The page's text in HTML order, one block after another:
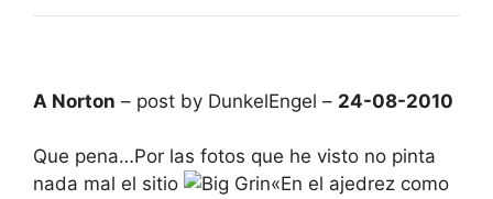
A Norton – post by DunkelEngel – 24-08-2010
Que pena…Por las fotos que he visto no pinta
nada mal el sitio
«En el ajedrez como